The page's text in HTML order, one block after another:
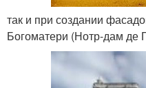
так и при создании
Богоматери (Нотр-дам де